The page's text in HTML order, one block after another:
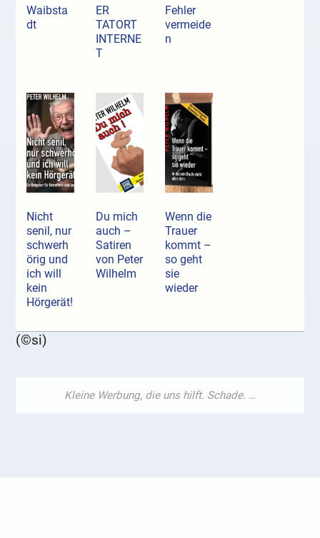
Waibsta
dt
ER
TATORT
INTERNE
T
Fehler
vermeide
n
Nicht
senil, nur
schwerh
örig und
ich will
kein
Hörgerät!
Du mich
auch –
Satiren
von Peter
Wilhelm
Wenn die
Trauer
kommt –
so geht
sie
wieder
(©si)